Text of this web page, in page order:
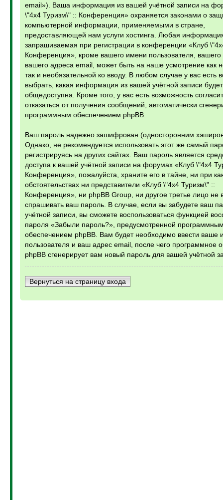
email»). Ваша информация из вашей учётной записи на
\"4х4 Туризм\" :: Конференция» охраняется законами о
компьютерной информации, применяемыми в стране,
предоставляющей нам услуги хостинга. Любая
запрашиваемая при регистрации в конференции «Клуб
Конференция», кроме вашего имени пользователя, вашего
вашего адреса email, может быть на наше усмотрение как
так и необязательной ко вводу. В любом случае у вас есть
выбрать, какая информация из вашей учётной записи будет
общедоступна. Кроме того, у вас есть возможность
отказаться от получения сообщений, автоматически
программным обеспечением phpBB.
Ваш пароль надежно зашифрован (односторонним
Однако, не рекомендуется использовать этот же самый
регистрируясь на других сайтах. Ваш пароль является
доступа к вашей учётной записи на форумах «Клуб \"4х4
Конференция», пожалуйста, храните его в тайне, ни при
обстоятельствах ни представители «Клуб \"4х4 Туризм\" ::
Конференция», ни phpBB Group, ни другое третье лицо не
спрашивать ваш пароль. В случае, если вы забудете ваш
учётной записи, вы сможете воспользоваться функцией
пароля «Забыли пароль?», предусмотренной
обеспечением phpBB. Вам будет необходимо ввести ваше
пользователя и ваш адрес email, после чего программное
phpBB сгенерирует вам новый пароль для вашей учётной
Вернуться на страницу входа